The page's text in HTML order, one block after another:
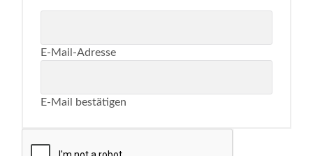
E-Mail-Adresse
E-Mail bestätigen